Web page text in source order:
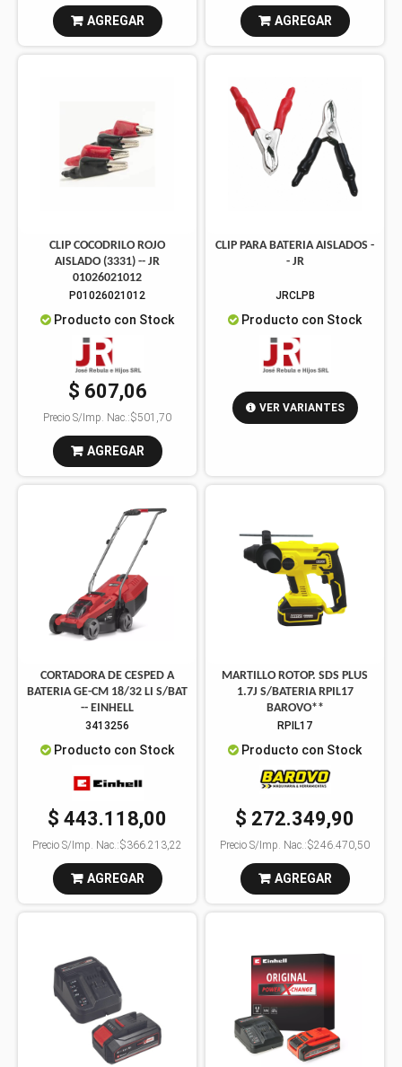
AGREGAR AGREGAR
CLIP COCODRILO ROJO
AISLADO (3331) -- JR
01026021012
P01026021012
Producto con Stock
$ 607,06
Precio S/Imp. Nac.:$501,70
AGREGAR
CLIP PARA BATERIA AISLADOS -
- JR
JRCLPB
Producto con Stock
VER VARIANTES
CORTADORA DE CESPED A
BATERIA GE-CM 18/32 LI S/BAT
-- EINHELL
3413256
Producto con Stock
$ 443.118,00
Precio S/Imp. Nac.:$366.213,22
AGREGAR
MARTILLO ROTOP. SDS PLUS
1.7J S/BATERIA RPIL17
BAROVO**
RPIL17
Producto con Stock
$ 272.349,90
Precio S/Imp. Nac.:$246.470,50
AGREGAR